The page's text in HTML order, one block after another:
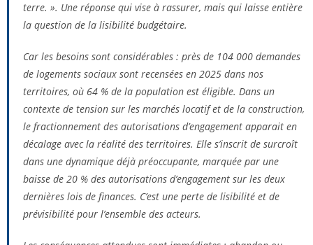
terre. ». Une réponse qui vise à rassurer, mais qui laisse entière
la question de la lisibilité budgétaire.
Car les besoins sont considérables : près de 104 000 demandes
de logements sociaux sont recensées en 2025 dans nos
territoires, où 64 % de la population est éligible. Dans un
contexte de tension sur les marchés locatif et de la construction,
le fractionnement des autorisations d’engagement apparait en
décalage avec la réalité des territoires. Elle s’inscrit de surcroît
dans une dynamique déjà préoccupante, marquée par une
baisse de 20 % des autorisations d’engagement sur les deux
dernières lois de finances. C’est une perte de lisibilité et de
prévisibilité pour l’ensemble des acteurs.